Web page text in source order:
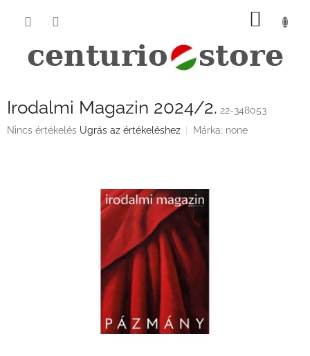
KOSÁR
Irodalmi Magazin 2024/2. 22-348053
A
Nincs értékelés Ugrás az értékeléshez Márka: none